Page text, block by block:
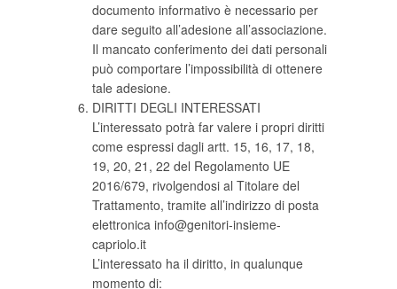
documento informativo è necessario per
dare seguito all’adesione all’associazione.
Il mancato conferimento dei dati personali
può comportare l’impossibilità di ottenere
tale adesione.
DIRITTI DEGLI INTERESSATI
L’interessato potrà far valere i propri diritti
come espressi dagli artt. 15, 16, 17, 18,
19, 20, 21, 22 del Regolamento UE
2016/679, rivolgendosi al Titolare del
Trattamento, tramite all’indirizzo di posta
elettronica info@genitori-insieme-
capriolo.it
L’interessato ha il diritto, in qualunque
momento di: